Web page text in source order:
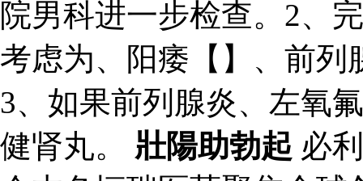
院男科进一步检查。2、
考虑为、阳痿【】、前列
3、如果前列腺炎、左氧
健肾丸。 壯陽助勃起 必